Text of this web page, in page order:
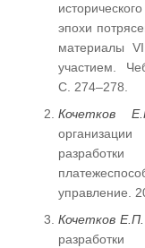
эпохи
материалы
участием.
С. 274–278.
Кочетков
управление.
Кочетков Е.П.